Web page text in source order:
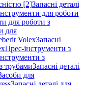
[2]Запасні деталі
для роботи
для роботи з
для
VolexЗапасні
Прес-інструменти з
з
трубамиЗапасні деталі
для